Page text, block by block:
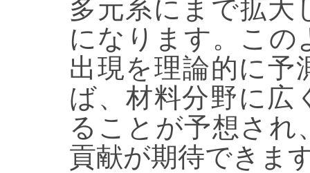
多元系にまで拡大
になります。この
出現を理論的に予
ば、材料分野に広
ることが予想され
貢献が期待できま